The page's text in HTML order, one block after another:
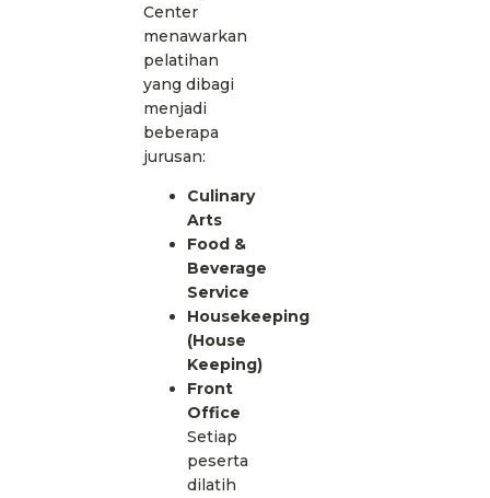
Center
menawarkan
pelatihan
yang dibagi
menjadi
beberapa
jurusan:
Culinary
Arts
Food &
Beverage
Service
Housekeeping
(House
Keeping)
Front
Office
Setiap
peserta
dilatih